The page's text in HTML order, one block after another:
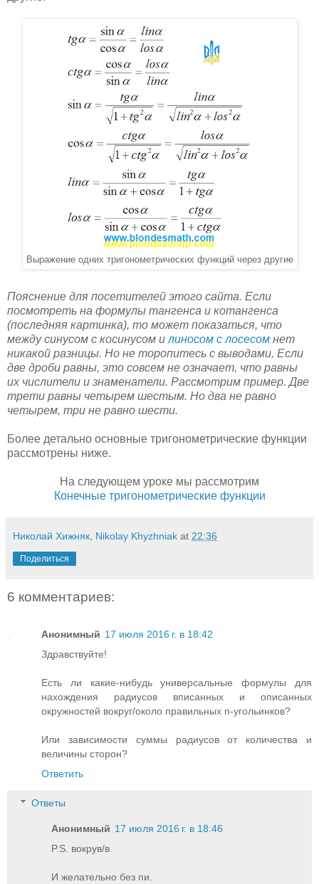
Выражение одних тригонометрических функций через другие
Пояснение для посетителей этого сайта. Если
посмотреть на формулы тангенса и котангенса
(последняя картинка), то может показаться, что
между синусом с косинусом и линосом с лосесом нет
никакой разницы. Но не торопитесь с выводами. Если
две дроби равны, это совсем не означает, что равны
их числители и знаменатели. Рассмотрим пример. Две
трети равны четырем шестым. Но два не равно
четырем, три не равно шести.
Более детально основные тригонометрические функции
рассмотрены ниже.
На следующем уроке мы рассмотрим
Конечные тригонометрические функции
Николай Хижняк, Nikolay Khyzhniak at 22:36
Поделиться
6 комментариев:
Анонимный 17 июля 2016 г. в 18:42
Здравствуйте!
Есть ли какие-нибудь универсальные формулы для
нахождения радиусов вписанных и описанных
окружностей вокруг/около правильных n-угольинков?
Или зависимости суммы радиусов от количества и
величины сторон?
Ответить
Ответы
Анонимный 17 июля 2016 г. в 18:46
P.S. вокрув/в
И желательно без пи.